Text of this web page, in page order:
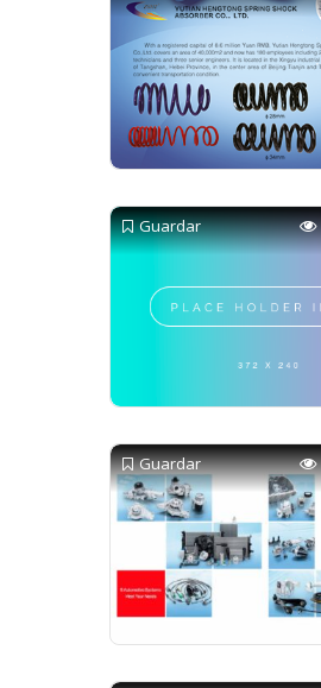
Guardar
Guardar